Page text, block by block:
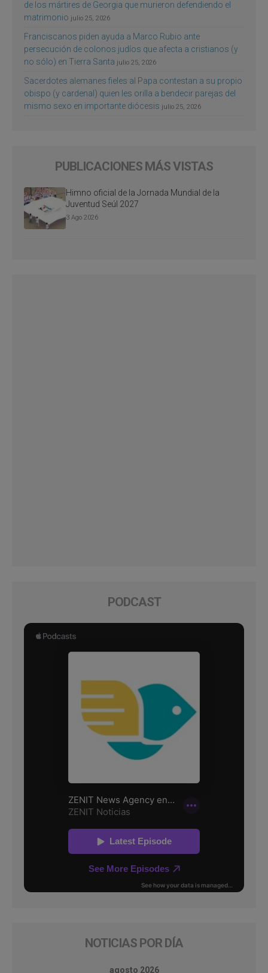
de los mártires de Georgia que murieron defendiendo el
matrimonio julio 25, 2026
Franciscanos piden ayuda a Marco Rubio ante
persecución de colonos judíos que afecta a cristianos (y
no sólo) en Tierra Santa julio 25, 2026
Sacerdotes alemanes fieles al Papa contestan a su propio
obispo (y cardenal) quien les orilla a bendecir parejas del
mismo sexo en importante diócesis julio 25, 2026
PUBLICACIONES MÁS VISTAS
Himno oficial de la Jornada Mundial de la
Juventud Seúl 2027
3 Ago 2026
PODCAST
NOTICIAS POR DÍA
agosto 2026